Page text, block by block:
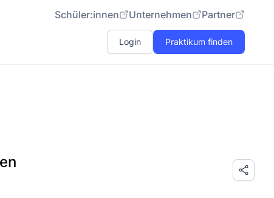
Schüler:innen Unternehmen Partner
Login Praktikum finden